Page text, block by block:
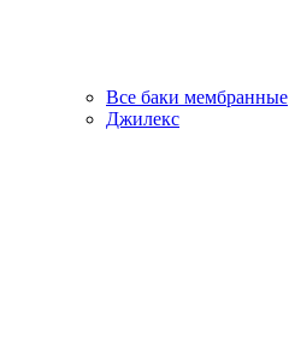
Все баки мембранные
Джилекс